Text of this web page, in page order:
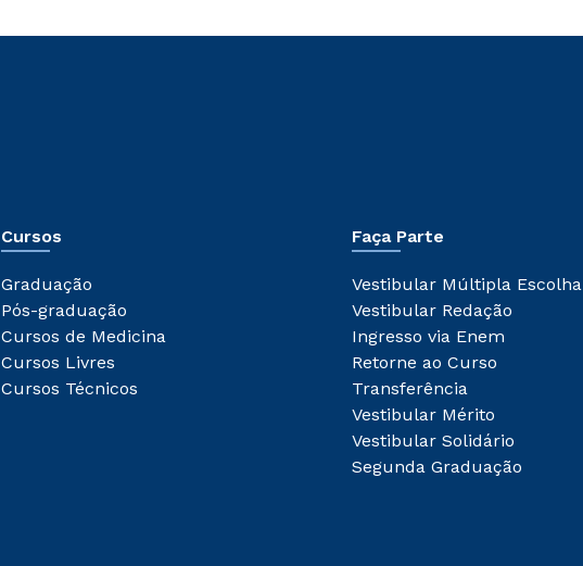
Cursos
Graduação
Pós-graduação
Cursos de Medicina
Cursos Livres
Cursos Técnicos
Faça Parte
Vestibular Múltipla Escolha
Vestibular Redação
Ingresso via Enem
Retorne ao Curso
Transferência
Vestibular Mérito
Vestibular Solidário
Segunda Graduação